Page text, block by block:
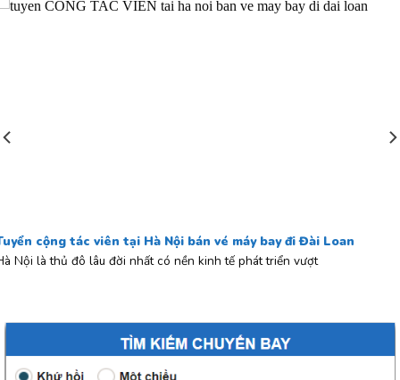
cộng tác viên tại Hà Nội bán vé máy bay đi Đài Loan
Nội là thủ đô lâu đời nhất có nền kinh tế phát triển vượt